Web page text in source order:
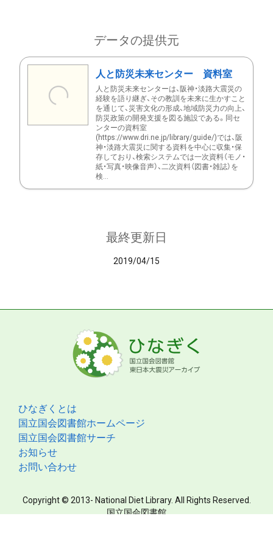
データの提供元
人と防災未来センター 資料室
人と防災未来センターは、阪神・淡路大震災の
経験を語り継ぎ、その教訓を未来に生かすこと
を通じて、災害文化の形成、地域防災力の向上、
防災政策の開発支援を図る施設である。同セ
ンターの資料室
(https://www.dri.ne.jp/library/guide/)では、阪
神・淡路大震災に関する資料を中心に収集・保
存しており、検索システムでは一次資料（モノ・
紙・写真・映像音声）、二次資料（図書・雑誌）を
検...
最終更新日
2019/04/15
ひなぎくとは
国立国会図書館ホームページ
国立国会図書館サーチ
お知らせ
お問い合わせ
Copyright © 2013- National Diet Library. All Rights Reserved.